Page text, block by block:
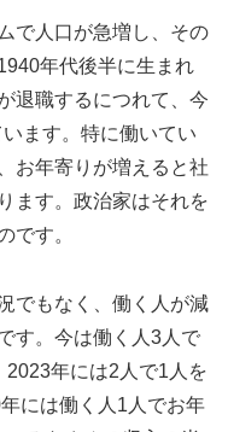
で人口が急増し、その
年代後半に生まれ
退職するにつれて、今
ます。特に働いてい
お年寄りが増えると社
ます。政治家はそれを
です。
でもなく、働く人が減
す。今は働く人3人で
年には2人で1人を
には働く人1人でお年